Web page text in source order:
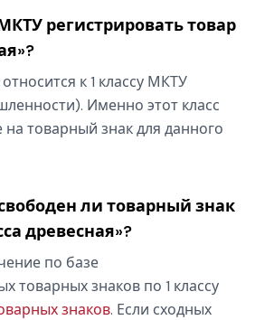
регистрировать товар
к 1 классу МКТУ
Именно этот класс
на товарный знак для данного
ли товарный знак
древесная»?
по базе
товарных знаков по 1 классу
знаков. Если сходных